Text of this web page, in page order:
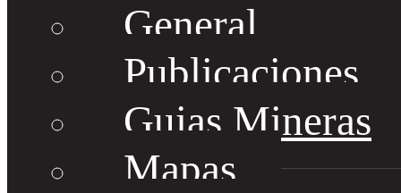
General
Publicaciones
Guias Mineras
Mapas